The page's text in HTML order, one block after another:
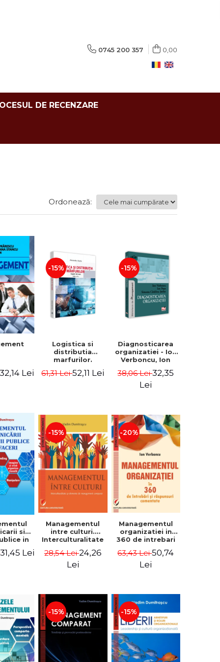
0745 200 357 0,00
DE RECENZARE
Ordonează:
32,14 Lei
-15%
Logistica si
distributia
marfurilor.
Editia a VI-a -
61,31 Lei52,11 Lei
-15%
Diagnosticarea
organizatiei - Ion
Verboncu, Ion
Catalina Stefan
38,06 Lei32,35
Lei
si
in
31,45 Lei
-15%
Managementul
intre culturi.
Interculturalitate
management
comparat -
28,54 Lei24,26
Lei
-20%
Managementul
organizatiei in
360 de intrebari
comentate - Ion
Verboncu
63,43 Lei50,74
Lei
-15% -15%